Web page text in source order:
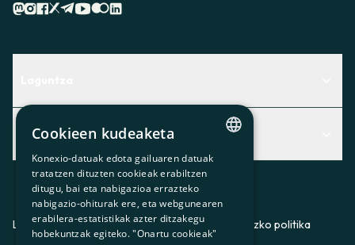
Centro de Ayuda
Aurkitu zerbitzurik egokiena zuretzat
Contacto
Albisteak
Albisteak
Bazkideen txokoa
Prentsa
Lege-oharraPribatutasun-politikaCookieei buruzko politika
CATALAN
SPANISH
GL
Cookieen kudeaketa
Konexio-datuak edota gailuaren datuak
tratatzen dituzten cookieak erabiltzen
ditugu, bai eta nabigazioa errazteko
nabigazio-ohiturak ere, eta webgunearen
erabilera-estatistikak azter ditzakegu
hobekuntzak egiteko. "Onartu cookieak"